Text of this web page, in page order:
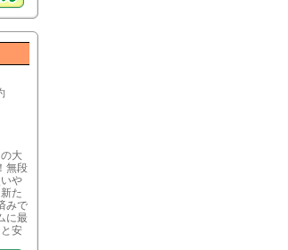
大
無段
や
た
みで
に最
安